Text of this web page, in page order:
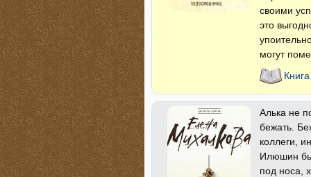
своими
это
могут
Алька не
бежать.
коллеги,
Илюшин
под носа,